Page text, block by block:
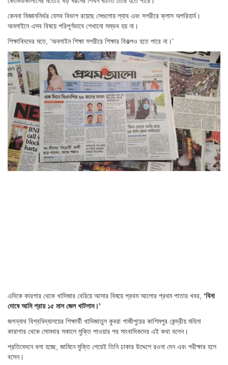
কেননা বিজ্ঞাননির্ভর যেসব বিভাগ রয়েছে সেগুলোয় ল্যাব এবং সশরীরে ক্লাস অপরিহার্য।
অনলাইনে এসব বিষয়ে পরিপূর্ণভাবে শেখানো সম্ভব হয় না।
শিক্ষাবিদদের মতে, ‘অনলাইন শিক্ষা সশরীরে শিক্ষার বিকল্পও হতে পারে না।’
এদিকে কারগার থেকে খাদিজার বেরিয়ে আসার বিষয়ে প্রথম আলোর প্রথম পাতার খবর, ‘বিনা
দোষে আমি প্রায় ১৫ মাস জেল খাটলাম।’
জগন্নাথ বিশ্ববিদ্যালয়ের শিক্ষার্থী খাদিজাতুল কুবরা গাজীপুরের কাশিমপুর কেন্দ্রীয় মহিলা
কারাগার থেকে সোমবার সকালে মুক্তি পাওয়ার পর সাংবাদিকদের এই কথা বলেন।
প্রতিবেদনে বলা হচ্ছে, জামিনে মুক্তি পেয়েই তিনি ঢাকার উদ্দেশে রওনা দেন এবং পরীক্ষার হলে
বসেন।